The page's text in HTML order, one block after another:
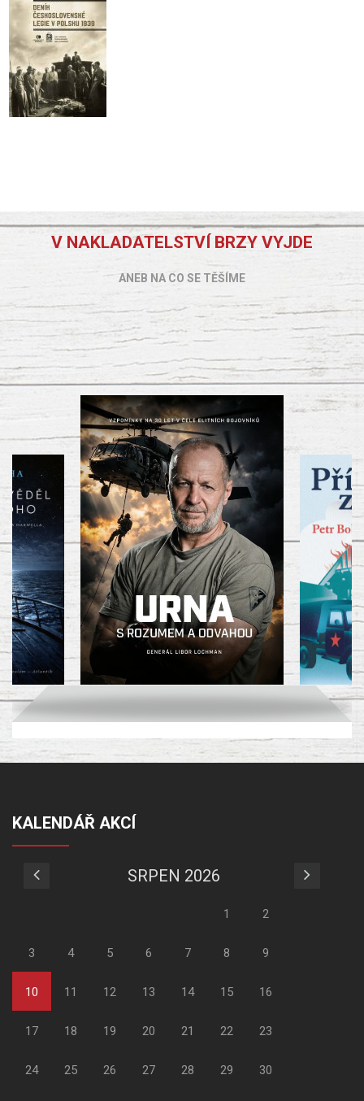
V NAKLADATELSTVÍ BRZY VYJDE
ANEB NA CO SE TĚŠÍME
KALENDÁŘ AKCÍ
SRPEN 2026
1 2
3 4 5 6 7 8 9
10 11 12 13 14 15 16
17 18 19 20 21 22 23
24 25 26 27 28 29 30